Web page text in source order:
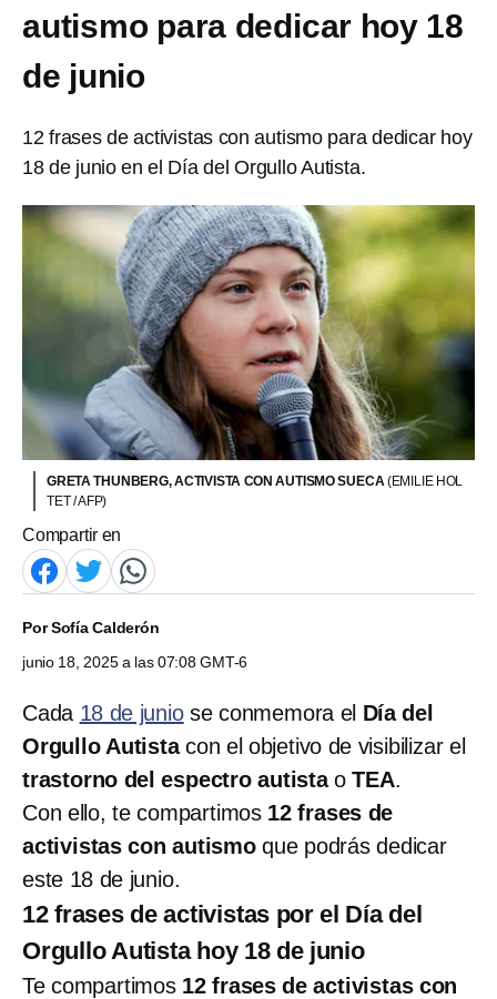
autismo para dedicar hoy 18
de junio
12 frases de activistas con autismo para dedicar hoy
18 de junio en el Día del Orgullo Autista.
GRETA THUNBERG, ACTIVISTA CON AUTISMO SUECA(EMILIE HOL
TET / AFP)
Compartir en
PorSofía Calderón
junio 18, 2025 a las 07:08 GMT-6
Cada 18 de juniose conmemora el Día del
Orgullo Autistacon el objetivo de visibilizar el
trastorno del espectro autistaoTEA.
Con ello, te compartimos 12 frases de
activistas con autismoque podrás dedicar
este 18 de junio.
12 frases de activistas por el Día del
Orgullo Autista hoy 18 de junio
Te compartimos 12 frases de activistas con